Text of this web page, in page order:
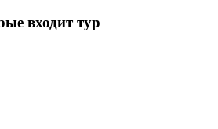
входит тур